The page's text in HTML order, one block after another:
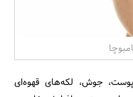
جوش، لکه‌های قهوه‌ای